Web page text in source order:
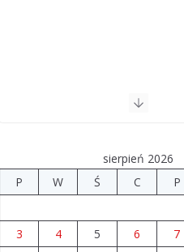
sierpień 2026
P
W Ś C P
3
4 5 6 7